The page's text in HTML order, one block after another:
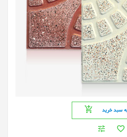
سبد خرید